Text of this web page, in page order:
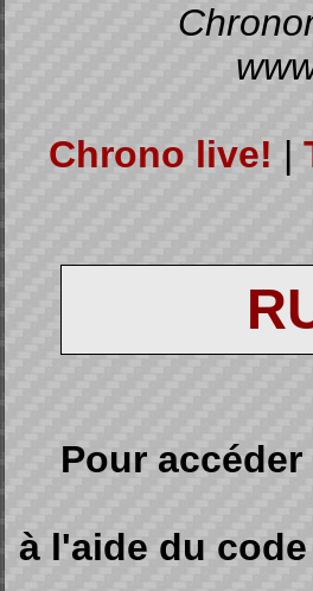
Chrono live! |
Pour
à l'aide du